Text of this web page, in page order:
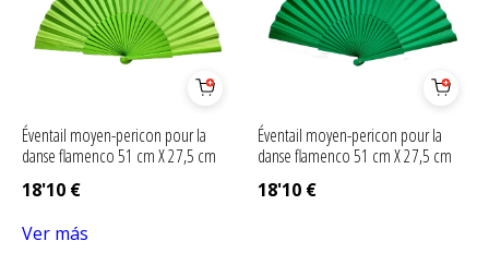
Éventail moyen-pericon pour la
danse flamenco 51 cm X 27,5 cm
18'10 €
Éventail moyen-pericon pour la
danse flamenco 51 cm X 27,5 cm
18'10 €
Ver más